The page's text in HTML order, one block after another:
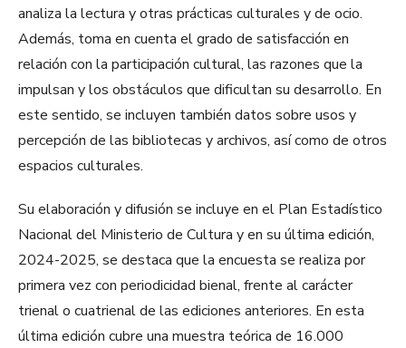
analiza la lectura y otras prácticas culturales y de ocio.
Además, toma en cuenta el grado de satisfacción en
relación con la participación cultural, las razones que la
impulsan y los obstáculos que dificultan su desarrollo. En
este sentido, se incluyen también datos sobre usos y
percepción de las bibliotecas y archivos, así como de otros
espacios culturales.
Su elaboración y difusión se incluye en el Plan Estadístico
Nacional del Ministerio de Cultura y en su última edición,
2024-2025, se destaca que la encuesta se realiza por
primera vez con periodicidad bienal, frente al carácter
trienal o cuatrienal de las ediciones anteriores. En esta
última edición cubre una muestra teórica de 16.000